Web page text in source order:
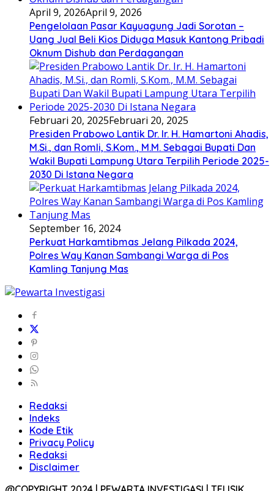
April 9, 2026April 9, 2026
Pengelolaan Pasar Kayuagung Jadi Sorotan –
Uang Jual Beli Kios Diduga Masuk Kantong Pribadi
Oknum Dishub dan Perdagangan
Februari 20, 2025Februari 20, 2025
Presiden Prabowo Lantik Dr. Ir. H. Hamartoni Ahadis,
M.Si., dan Romli, S.Kom., M.M. Sebagai Bupati Dan
Wakil Bupati Lampung Utara Terpilih Periode 2025-
2030 Di Istana Negara
September 16, 2024
Perkuat Harkamtibmas Jelang Pilkada 2024,
Polres Way Kanan Sambangi Warga di Pos
Kamling Tanjung Mas
Redaksi
Indeks
Kode Etik
Privacy Policy
Redaksi
Disclaimer